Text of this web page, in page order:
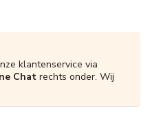
klantenservice via
Chat rechts onder. Wij